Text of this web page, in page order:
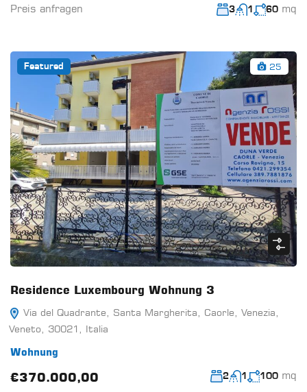
Preis anfragen
3 1 60 mq
Featured 25
Residence Luxembourg Wohnung 3
Via del Quadrante, Santa Margherita, Caorle, Venezia,
Veneto, 30021, Italia
Wohnung
€370.000,00 2 1 100 mq